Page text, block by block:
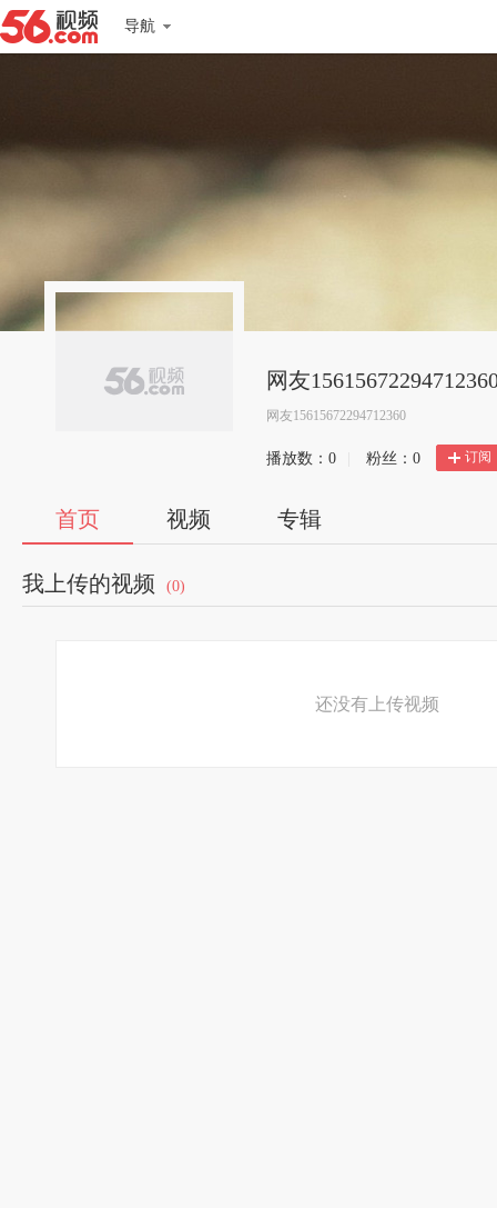
导航
网友
网友15615672294712360
播放数： 0 粉丝： 0 订阅
首页 视频 专辑
我上传的视频 (0)
还没有上传视频